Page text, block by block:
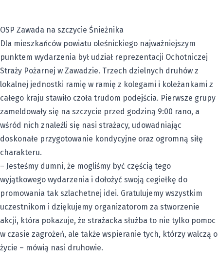
OSP Zawada na szczycie Śnieżnika
Dla mieszkańców powiatu oleśnickiego najważniejszym
punktem wydarzenia był udział reprezentacji Ochotniczej
Straży Pożarnej w Zawadzie. Trzech dzielnych druhów z
lokalnej jednostki ramię w ramię z kolegami i koleżankami z
całego kraju stawiło czoła trudom podejścia. Pierwsze grupy
zameldowały się na szczycie przed godziną 9:00 rano, a
wśród nich znaleźli się nasi strażacy, udowadniając
doskonałe przygotowanie kondycyjne oraz ogromną siłę
charakteru.
– Jesteśmy dumni, że mogliśmy być częścią tego
wyjątkowego wydarzenia i dołożyć swoją cegiełkę do
promowania tak szlachetnej idei. Gratulujemy wszystkim
uczestnikom i dziękujemy organizatorom za stworzenie
akcji, która pokazuje, że strażacka służba to nie tylko pomoc
w czasie zagrożeń, ale także wspieranie tych, którzy walczą o
życie – mówią nasi druhowie.